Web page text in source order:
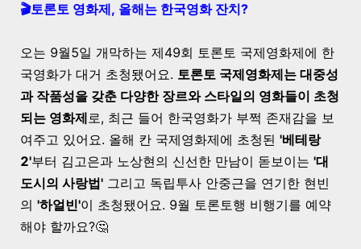
🎬토론토 영화제, 올해는 한국영화 잔치?
오는 9월5일 개막하는 제49회 토론토 국제영화제에 한
국영화가 대거 초청됐어요. 토론토 국제영화제는 대중성
과 작품성을 갖춘 다양한 장르와 스타일의 영화들이 초청
되는 영화제로, 최근 들어 한국영화가 부쩍 존재감을 보
여주고 있어요. 올해 칸 국제영화제에 초청된 '베테랑
2'부터 김고은과 노상현의 신선한 만남이 돋보이는 '대
도시의 사랑법' 그리고 독립투사 안중근을 연기한 현빈
의 '하얼빈'이 초청됐어요. 9월 토론토행 비행기를 예약
해야 할까요?🤔